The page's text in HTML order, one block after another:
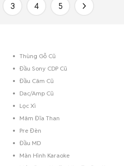
3 4 5
Thùng Gỗ Cũ
Đầu Sony CDP Cũ
Đầu Câm Cũ
Dac/Amp Cũ
Lọc Xì
Mâm Đĩa Than
Pre Đèn
Đầu MD
Màn Hình Karaoke